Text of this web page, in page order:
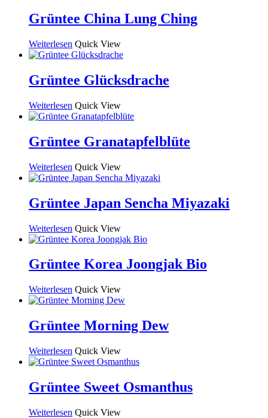
Grüntee China Lung Ching
Weiterlesen Quick View
Grüntee Glücksdrache
Weiterlesen Quick View
Grüntee Granatapfelblüte
Weiterlesen Quick View
Grüntee Japan Sencha Miyazaki
Weiterlesen Quick View
Grüntee Korea Joongjak Bio
Weiterlesen Quick View
Grüntee Morning Dew
Weiterlesen Quick View
Grüntee Sweet Osmanthus
Weiterlesen Quick View